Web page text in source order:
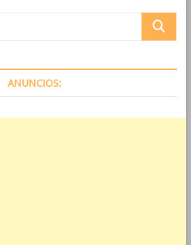
Buscar
ANUNCIOS: